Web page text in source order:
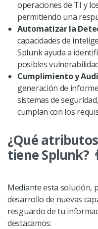
operaciones de TI y
permitiendo una
Automatizar la
capacidades de
Splunk ayuda a
posibles
Cumplimiento y
generación de
sistemas de
cumplan con los
¿Qué
tiene Splunk?
Mediante esta solución,
desarrollo de nuevas
resguardo de tu
destacamos: